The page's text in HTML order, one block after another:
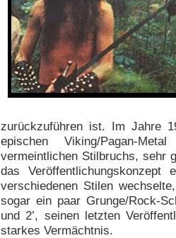
zurückzuführen ist. Im Jahre
epischen Viking/Pagan-
vermeintlichen Stilbruchs, sehr
das
verschiedenen Stilen
sogar ein paar Grunge/Rock-
und 2’, seinen letzten
starkes Vermächtnis.